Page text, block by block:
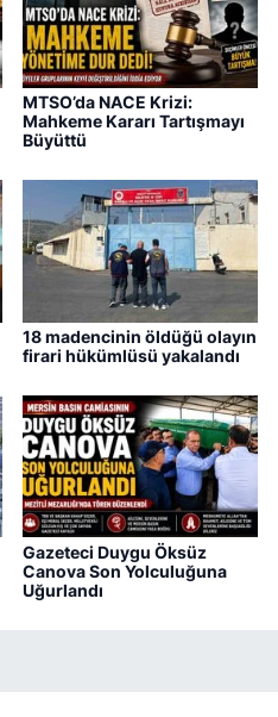
MTSO’da NACE Krizi:
Mahkeme Kararı Tartışmayı
Büyüttü
18 madencinin öldüğü olayın
firari hükümlüsü yakalandı
Gazeteci Duygu Öksüz
Canova Son Yolculuğuna
Uğurlandı